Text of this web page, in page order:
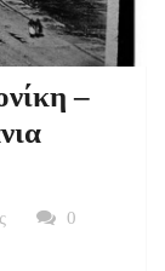
–
0